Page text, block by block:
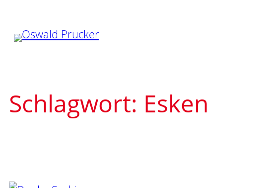
Inhalt
springen
Schlagwort: Esken